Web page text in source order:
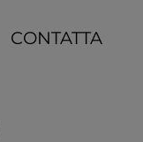
CONTATTA